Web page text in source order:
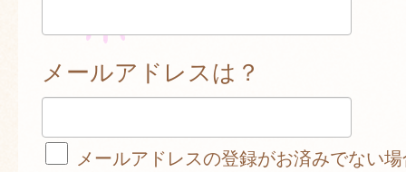
メールアドレスは？
メールアドレスの登録がお済みでない